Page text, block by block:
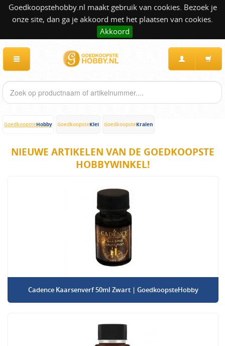
Goedkoopstehobby.nl maakt gebruik van cookies. Bezoek je
onze site, dan ga je akkoord met het plaatsen van cookies.
Akkoord
GoedkoopsteHobby GoedkoopsteKlei GoedkoopsteKralen
NIEUWE ARTIKELEN VAN DE GOEDKOOPSTE
HOBBYWINKEL!
Cadence Kaarsenverf 50ml Zwart | GoedkoopsteHobby